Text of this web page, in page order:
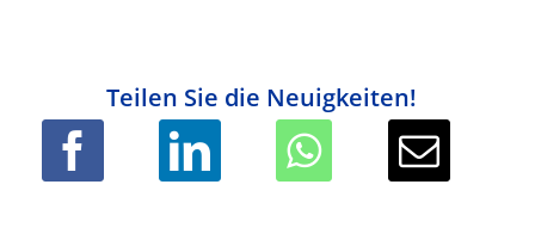
Teilen Sie die Neuigkeiten!